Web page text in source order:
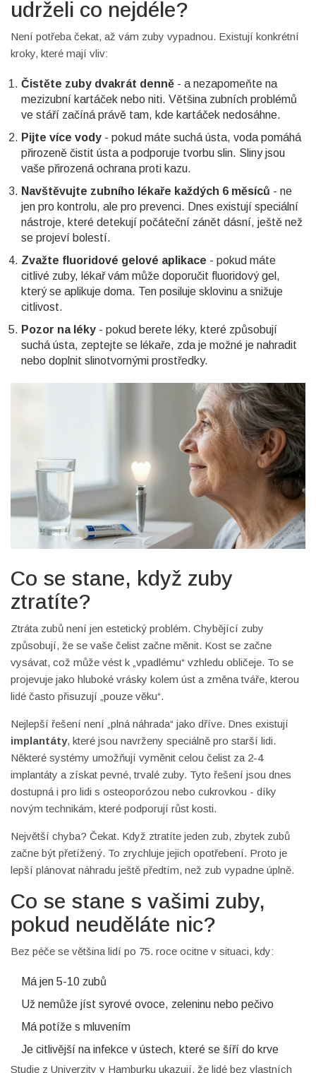
udrželi co nejdéle?
Není potřeba čekat, až vám zuby vypadnou. Existují konkrétní
kroky, které mají vliv:
Čistěte zuby dvakrát denně - a nezapomeňte na
mezizubní kartáček nebo niti. Většina zubních problémů
ve stáří začíná právě tam, kde kartáček nedosáhne.
Pijte více vody - pokud máte suchá ústa, voda pomáhá
přirozeně čistit ústa a podporuje tvorbu slin. Sliny jsou
vaše přirozená ochrana proti kazu.
Navštěvujte zubního lékaře každých 6 měsíců - ne
jen pro kontrolu, ale pro prevenci. Dnes existují speciální
nástroje, které detekují počáteční zánět dásní, ještě než
se projeví bolestí.
Zvažte fluoridové gelové aplikace - pokud máte
citlivé zuby, lékař vám může doporučit fluoridový gel,
který se aplikuje doma. Ten posiluje sklovinu a snižuje
citlivost.
Pozor na léky - pokud berete léky, které způsobují
suchá ústa, zeptejte se lékaře, zda je možné je nahradit
nebo doplnit slinotvornými prostředky.
Co se stane, když zuby
ztratíte?
Ztráta zubů není jen estetický problém. Chybějící zuby
způsobují, že se vaše čelist začne měnit. Kost se začne
vysávat, což může vést k „vpadlému“ vzhledu obličeje. To se
projevuje jako hluboké vrásky kolem úst a změna tváře, kterou
lidé často přisuzují „pouze věku“.
Nejlepší řešení není „plná náhrada“ jako dříve. Dnes existují
implantáty, které jsou navrženy speciálně pro starší lidi.
Některé systémy umožňují vyměnit celou čelist za 2-4
implantáty a získat pevné, trvalé zuby. Tyto řešení jsou dnes
dostupná i pro lidi s osteoporózou nebo cukrovkou - díky
novým technikám, které podporují růst kosti.
Největší chyba? Čekat. Když ztratíte jeden zub, zbytek zubů
začne být přetížený. To zrychluje jejich opotřebení. Proto je
lepší plánovat náhradu ještě předtím, než zub vypadne úplně.
Co se stane s vašimi zuby,
pokud neuděláte nic?
Bez péče se většina lidí po 75. roce ocitne v situaci, kdy:
Má jen 5-10 zubů
Už nemůže jíst syrové ovoce, zeleninu nebo pečivo
Má potíže s mluvením
Je citlivější na infekce v ústech, které se šíří do krve
Studie z Univerzity v Hamburku ukazují, že lidé bez vlastních